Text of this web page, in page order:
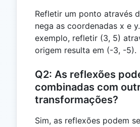
Refletir um ponto através
nega as coordenadas x e
exemplo, refletir (3, 5)
origem resulta em (-3, -5).
Q2: As reflexões
combinadas com
transformações?
Sim, as reflexões podem